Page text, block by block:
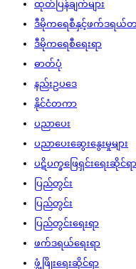
ထုတ်ပြန်ချက်များ
ဒီမိုကရေစီနှင့်ဖက်ဒရယ်တ
ဒီမိုကရေစီရေးရာ
ဓာတ်ပုံ
နည်းဥပဒေ
နိုင်ငံတကာ
ပညာပေး
ပညာပေးဆွေးနွေးမှုများ
ပဋိပက္ခဖြေရှင်းရေးဆိုင်ရာ
ပြည်တွင်း
ပြည်တွင်း
ပြည်တွင်းရေးရာ
ဖက်ဒရယ်ရေးရာ
ဖွံ့ဖြိုးရေးဆိုင်ရာ